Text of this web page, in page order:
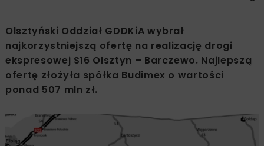
Olsztyński Oddział GDDKiA wybrał
najkorzystniejszą ofertę na realizację drogi
ekspresowej S16 Olsztyn – Barczewo. Najlepszą
ofertę złożyła spółka Budimex o wartości
ponad 507 mln zł.